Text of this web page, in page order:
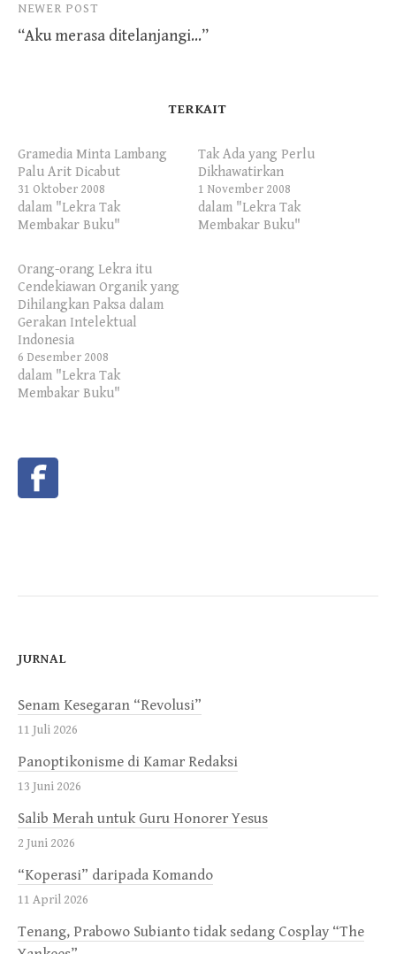
NEWER POST
“Aku merasa ditelanjangi…”
TERKAIT
Gramedia Minta Lambang
Palu Arit Dicabut
31 Oktober 2008
dalam "Lekra Tak
Membakar Buku"
Tak Ada yang Perlu
Dikhawatirkan
1 November 2008
dalam "Lekra Tak
Membakar Buku"
Orang-orang Lekra itu
Cendekiawan Organik yang
Dihilangkan Paksa dalam
Gerakan Intelektual
Indonesia
6 Desember 2008
dalam "Lekra Tak
Membakar Buku"
JURNAL
Senam Kesegaran “Revolusi”
11 Juli 2026
Panoptikonisme di Kamar Redaksi
13 Juni 2026
Salib Merah untuk Guru Honorer Yesus
2 Juni 2026
“Koperasi” daripada Komando
11 April 2026
Tenang, Prabowo Subianto tidak sedang Cosplay “The